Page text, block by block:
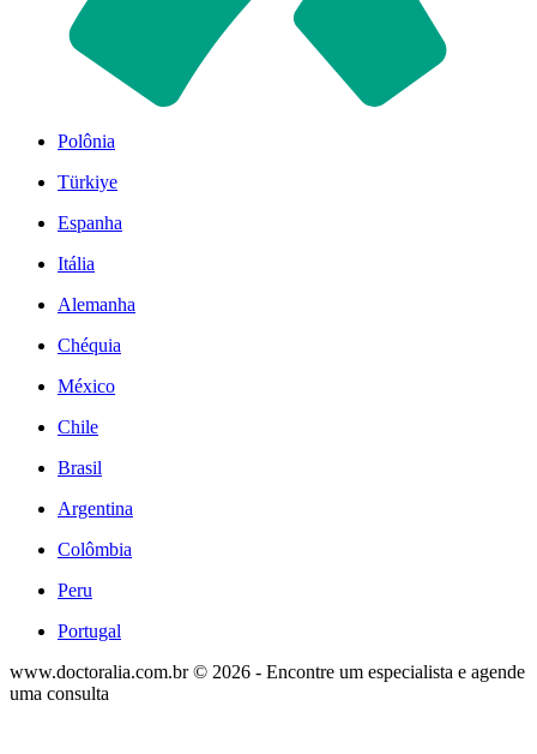
Polônia
Türkiye
Espanha
Itália
Alemanha
Chéquia
México
Chile
Brasil
Argentina
Colômbia
Peru
Portugal
www.doctoralia.com.br © 2026 - Encontre um especialista e agende
uma consulta